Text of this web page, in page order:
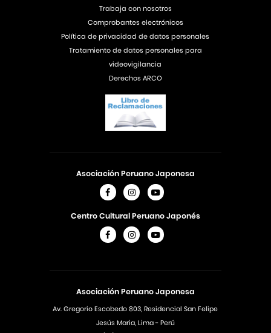
Asociación Peruano Japonesa
Av. Gregorio Escobedo 803, Residencial San Felipe
Jesús Maria, Lima - Perú
Asociación Peruano Japonesa
Centro Cultural Peruano Japonés
Trabaja con nosotros
Comprobantes electrónicos
Política de privacidad de datos personales
Tratamiento de datos personales para
videovigilancia
Derechos ARCO